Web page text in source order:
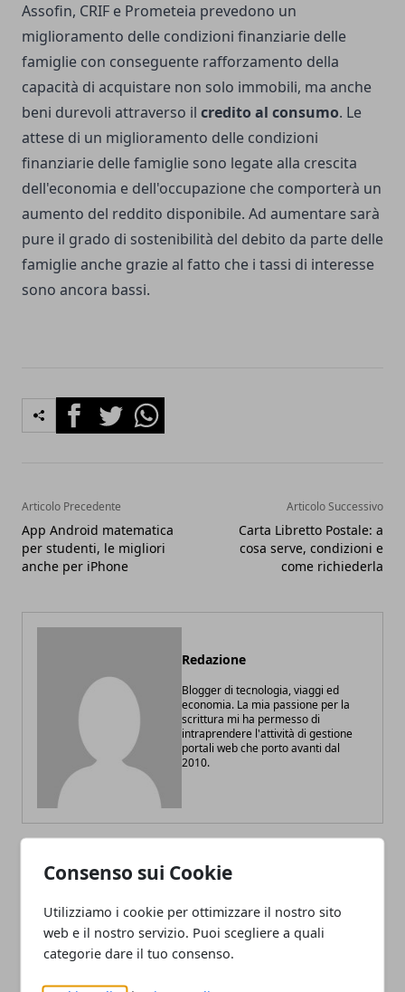
Consenso sui Cookie
Utilizziamo i cookie per ottimizzare il nostro sito
web e il nostro servizio. Puoi scegliere a quali
categorie dare il tuo consenso.
Assofin, CRIF e Prometeia prevedono un
miglioramento delle condizioni finanziarie delle
famiglie con conseguente rafforzamento della
capacità di acquistare non solo immobili, ma anche
beni durevoli attraverso il credito al consumo. Le
attese di un miglioramento delle condizioni
finanziarie delle famiglie sono legate alla crescita
dell'economia e dell'occupazione che comporterà un
aumento del reddito disponibile. Ad aumentare sarà
pure il grado di sostenibilità del debito da parte delle
famiglie anche grazie al fatto che i tassi di interesse
sono ancora bassi.
FacebookTwitterWhatsapp
Articolo Precedente
App Android matematica
per studenti, le migliori
anche per iPhone
Articolo Successivo
Carta Libretto Postale: a
cosa serve, condizioni e
come richiederla
Redazione
Blogger di tecnologia, viaggi ed
economia. La mia passione per la
scrittura mi ha permesso di
intraprendere l'attività di gestione
portali web che porto avanti dal
2010.
ARTICOLI CORRELATI